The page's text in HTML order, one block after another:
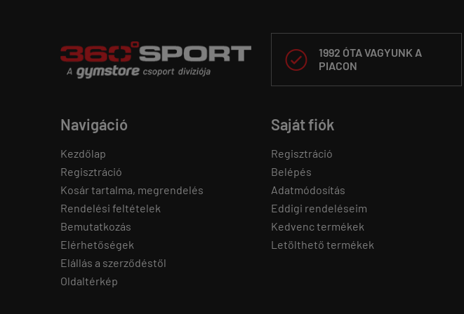

1992 ÓTA VAGYUNK A
PIACON
Navigáció
Kezdőlap
Regisztráció
Kosár tartalma, megrendelés
Rendelési feltételek
Bemutatkozás
Elérhetőségek
Elállás a szerződéstől
Oldaltérkép
Saját fiók
Regisztráció
Belépés
Adatmódosítás
Eddigi rendeléseim
Kedvenc termékek
Letölthető termékek